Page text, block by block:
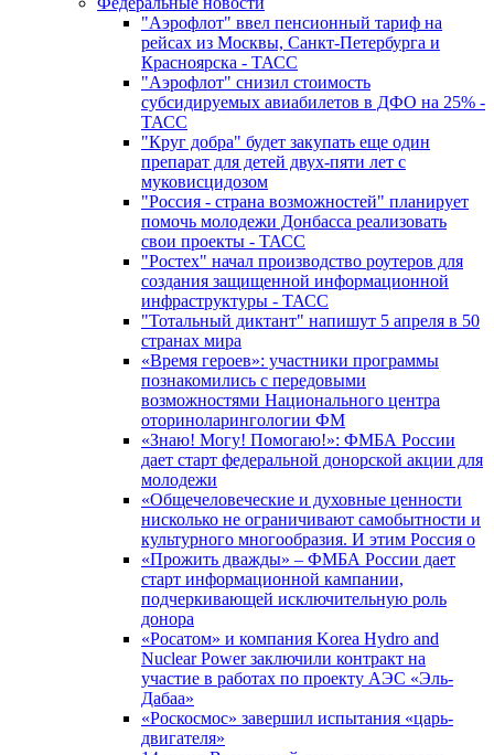
"Аэрофлот" ввел пенсионный тариф на
рейсах из Москвы, Санкт-Петербурга и
Красноярска - ТАСС
"Аэрофлот" снизил стоимость
субсидируемых авиабилетов в ДФО на 25% -
ТАСС
"Круг добра" будет закупать еще один
препарат для детей двух-пяти лет с
муковисцидозом
"Россия - страна возможностей" планирует
помочь молодежи Донбасса реализовать
свои проекты - ТАСС
"Ростех" начал производство роутеров для
создания защищенной информационной
инфраструктуры - ТАСС
"Тотальный диктант" напишут 5 апреля в 50
странах мира
«Время героев»: участники программы
познакомились с передовыми
возможностями Национального центра
оториноларингологии ФМ
«Знаю! Могу! Помогаю!»: ФМБА России
дает старт федеральной донорской акции для
молодежи
«Общечеловеческие и духовные ценности
нисколько не ограничивают самобытности и
культурного многообразия. И этим Россия о
«Прожить дважды» – ФМБА России дает
старт информационной кампании,
подчеркивающей исключительную роль
донора
«Росатом» и компания Korea Hydro and
Nuclear Power заключили контракт на
участие в работах по проекту АЭС «Эль-
Дабаа»
«Роскосмос» завершил испытания «царь-
двигателя»